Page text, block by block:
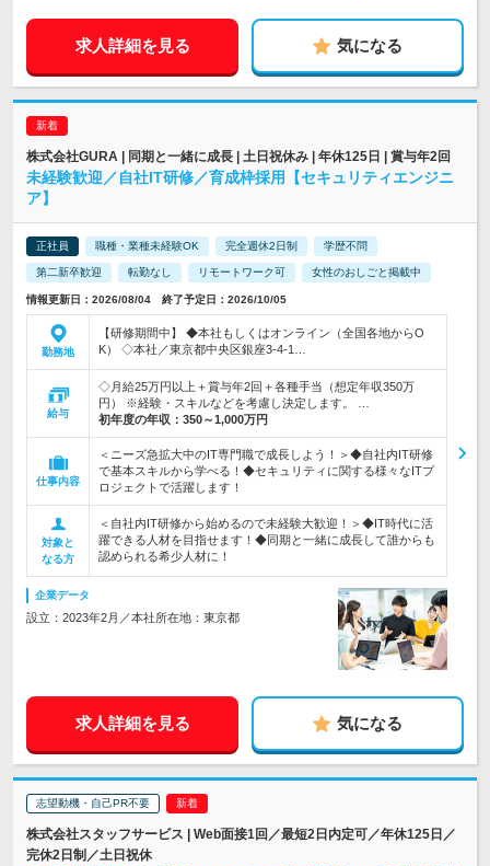
求人詳細を見る 気になる
株式会社GURA | 同期と一緒に成長 | 土日祝休み | 年休125日 | 賞与年2回
未経験歓迎／自社IT研修／育成枠採用【セキュリティエンジニ
ア】
正社員 職種・業種未経験OK 完全週休2日制 学歴不問
第二新卒歓迎 転勤なし リモートワーク可 女性のおしごと掲載中
情報更新日：2026/08/04 終了予定日：2026/10/05
勤務地
【研修期間中】 ◆本社もしくはオンライン（全国各地からO
K） ◇本社／東京都中央区銀座3-4-1…
給与
◇月給25万円以上＋賞与年2回＋各種手当（想定年収350万
円） ※経験・スキルなどを考慮し決定します。 …
初年度の年収： 350～1,000万円
仕事内容
＜ニーズ急拡大中のIT専門職で成長しよう！＞◆自社内IT研修
で基本スキルから学べる！◆セキュリティに関する様々なITプ
ロジェクトで活躍します！
対象と
なる方
＜自社内IT研修から始めるので未経験大歓迎！＞◆IT時代に活
躍できる人材を目指せます！◆同期と一緒に成長して誰からも
認められる希少人材に！
企業データ
設立：2023年2月／本社所在地：東京都
求人詳細を見る 気になる
志望動機・自己PR不要
株式会社スタッフサービス | Web面接1回／最短2日内定可／年休125日／
完休2日制／土日祝休